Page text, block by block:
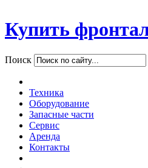
Купить
Поиск
Техника
Оборудование
Запасные части
Сервис
Аренда
Контакты